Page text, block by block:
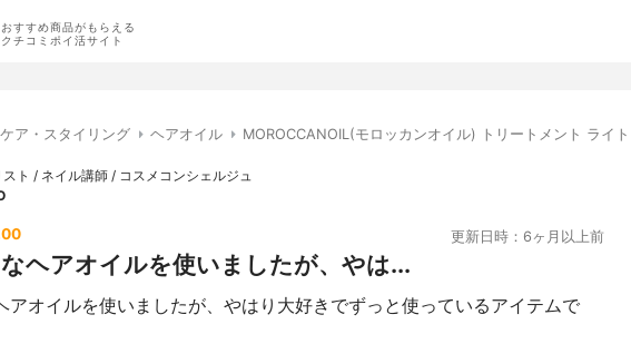
おすすめ商品がもらえる
クチコミポイ活サイト
ア・スタイリング ヘアオイル MOROCCANOIL(モロッカンオイル) トリートメント ライト
スト / ネイル講師 / コスメコンシェルジュ
更新日時：6ヶ月以上前
ヘアオイルを使いましたが、やは...
アオイルを使いましたが、やはり大好きでずっと使っているアイテムで